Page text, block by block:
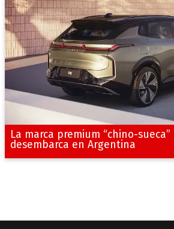
La marca premium “chino-sueca”
desembarca en Argentina